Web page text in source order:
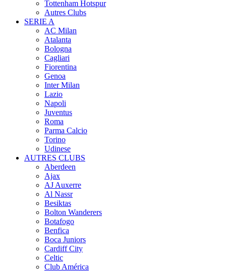
Tottenham Hotspur
Autres Clubs
SERIE A
AC Milan
Atalanta
Bologna
Cagliari
Fiorentina
Genoa
Inter Milan
Lazio
Napoli
Juventus
Roma
Parma Calcio
Torino
Udinese
AUTRES CLUBS
Aberdeen
Ajax
AJ Auxerre
Al Nassr
Besiktas
Bolton Wanderers
Botafogo
Benfica
Boca Juniors
Cardiff City
Celtic
Club América